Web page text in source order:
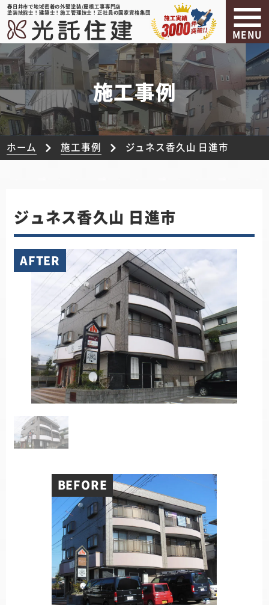
春日井市で地域密着の外壁塗装/屋根工事専門店
塗装技能士！建築士！施工管理技士！正社員の国家資格集団
MENU
施工事例
ホーム 施工事例 ジュネス香久山 日進市
ジュネス香久山 日進市